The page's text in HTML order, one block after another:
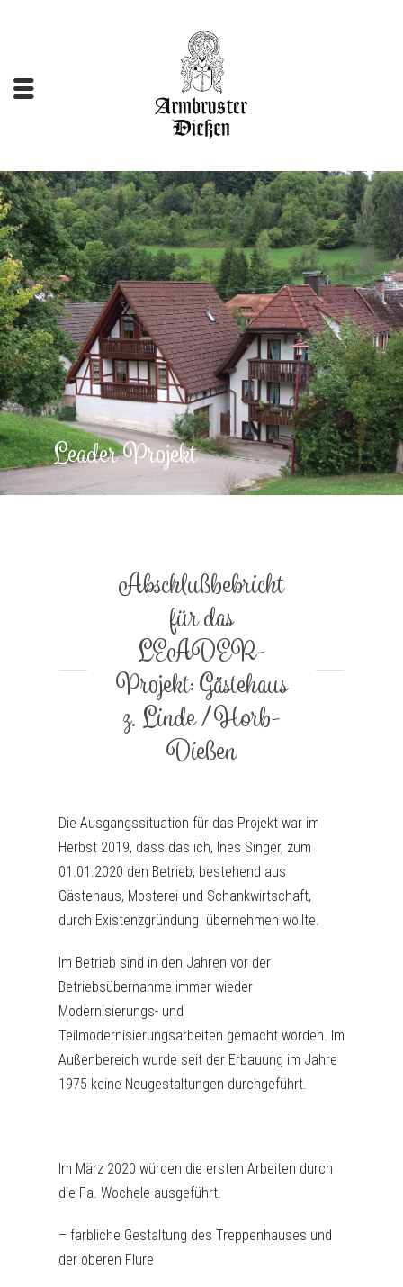
Leader Projekt
Abschlußbebricht
für das
LEADER-
Projekt: Gästehaus
z. Linde / Horb-
Dießen
Die Ausgangssituation für das Projekt war im
Herbst 2019, dass das ich, Ines Singer, zum
01.01.2020 den Betrieb, bestehend aus
Gästehaus, Mosterei und Schankwirtschaft,
durch Existenzgründung übernehmen wollte.
Im Betrieb sind in den Jahren vor der
Betriebsübernahme immer wieder
Modernisierungs- und
Teilmodernisierungsarbeiten gemacht worden. Im
Außenbereich wurde seit der Erbauung im Jahre
1975 keine Neugestaltungen durchgeführt.
Im März 2020 würden die ersten Arbeiten durch
die Fa. Wochele ausgeführt.
– farbliche Gestaltung des Treppenhauses und
der oberen Flure